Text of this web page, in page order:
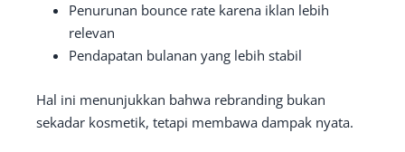
Penurunan bounce rate karena iklan lebih
relevan
Pendapatan bulanan yang lebih stabil
Hal ini menunjukkan bahwa rebranding bukan
sekadar kosmetik, tetapi membawa dampak nyata.